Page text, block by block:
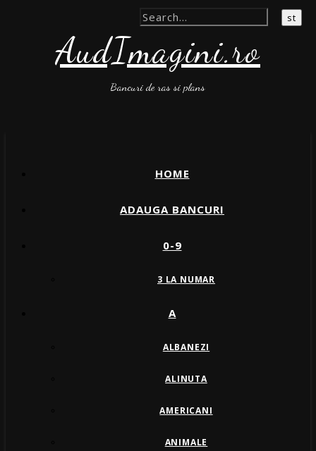
AudImagini.ro
Bancuri de ras si plans
HOME
ADAUGA BANCURI
0-9
3 LA NUMAR
A
ALBANEZI
ALINUTA
AMERICANI
ANIMALE